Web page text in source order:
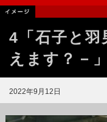
4「石子と
えます？－
2022年9月12日